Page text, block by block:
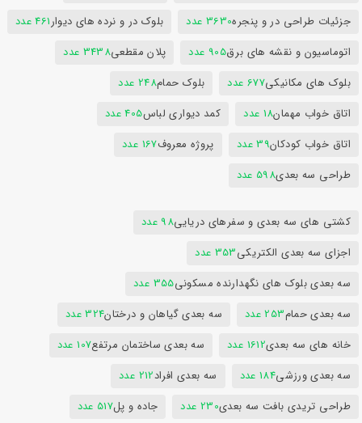
جزئیات طراحی در و پنجره3630 عدد بلوک در و نرده های دیوار461 عدد
اتوماسیون و نقشه های برق905 عدد پلان مقطعی3438 عدد
بلوک های مکانیکی677 عدد بلوک حمام248 عدد
اتاق خواب مهمان18 عدد کمد دیواری لباس405 عدد
اتاق خواب کودکان39 عدد پروژه معروف167 عدد
طراحی سه بعدی598 عدد
کشتی های سه بعدی و سفرهای دریایی98 عدد
اجزای سه بعدی الکتریکی353 عدد
سه بعدی بلوک های نگهدارنده مسکونی355 عدد
سه بعدی حمام253 عدد سه بعدی گیاهان و درختان324 عدد
خانه های سه بعدی1612 عدد سه بعدی ساختمان مرتفع107 عدد
سه بعدی ورزشی184 عدد سه بعدی افراد212 عدد
طراحی تریدی بافت سه بعدی230 عدد جاده و پل517 عدد